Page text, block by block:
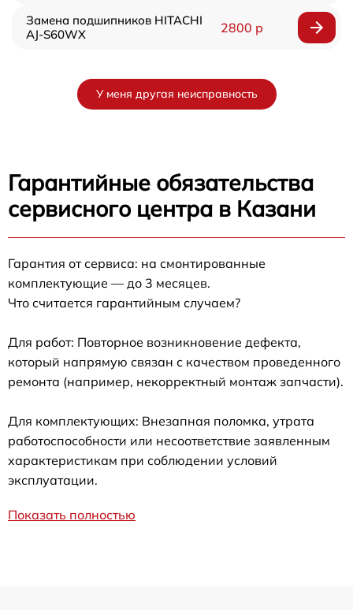
Замена подшипников HITACHI
AJ-S60WX
2800 р
У меня другая неисправность
Гарантийные обязательства
сервисного центра в Казани
Гарантия от сервиса: на смонтированные
комплектующие — до 3 месяцев.
Что считается гарантийным случаем?
Для работ: Повторное возникновение дефекта,
который напрямую связан с качеством проведенного
ремонта (например, некорректный монтаж запчасти).
Для комплектующих: Внезапная поломка, утрата
работоспособности или несоответствие заявленным
характеристикам при соблюдении условий
эксплуатации.
Показать полностью